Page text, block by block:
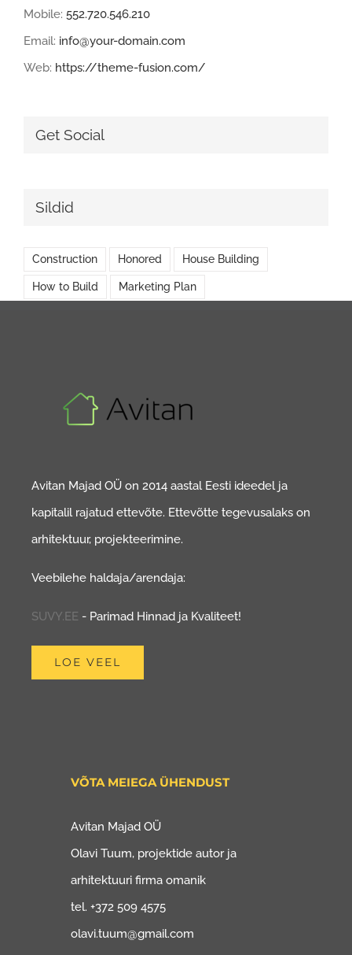
Mobile: 552.720.546.210
Email: info@your-domain.com
Web: https://theme-fusion.com/
Get Social
Sildid
Construction Honored House Building
How to Build Marketing Plan
Avitan Majad OÜ on 2014 aastal Eesti ideedel ja
kapitalil rajatud ettevõte. Ettevõtte tegevusalaks on
arhitektuur, projekteerimine.
Veebilehe haldaja/arendaja:
SUVY.EE - Parimad Hinnad ja Kvaliteet!
LOE VEEL
VÕTA MEIEGA ÜHENDUST
Avitan Majad OÜ
Olavi Tuum, projektide autor ja
arhitektuuri firma omanik
tel. +372 509 4575
olavi.tuum@gmail.com